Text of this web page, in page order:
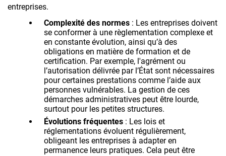
entreprises.
Complexité des normes : Les entreprises doivent
se conformer à une règlementation complexe et
en constante évolution, ainsi qu’à des
obligations en matière de formation et de
certification. Par exemple, l'agrément ou
l’autorisation délivrée par l’État sont nécessaires
pour certaines prestations comme l’aide aux
personnes vulnérables. La gestion de ces
démarches administratives peut être lourde,
surtout pour les petites structures.
Évolutions fréquentes : Les lois et
réglementations évoluent régulièrement,
obligeant les entreprises à adapter en
permanence leurs pratiques. Cela peut être